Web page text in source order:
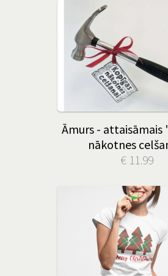
Āmurs - attaisāmais
nākotnes
€ 11.99